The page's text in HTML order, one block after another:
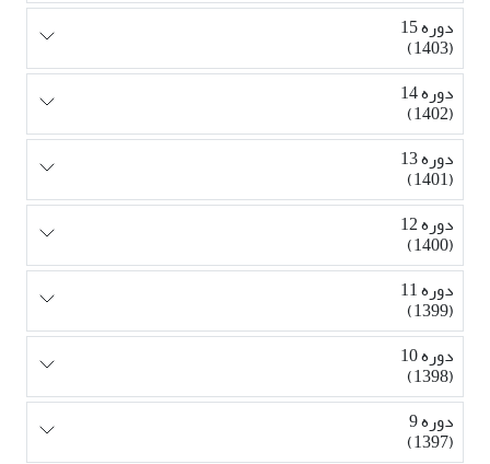
دوره 15
(1403)
دوره 14
(1402)
دوره 13
(1401)
دوره 12
(1400)
دوره 11
(1399)
دوره 10
(1398)
دوره 9
(1397)